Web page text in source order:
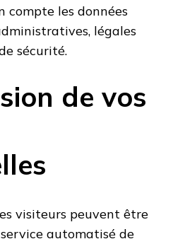
compte les données
légales
sécurité.
de vos
visiteurs peuvent être
service automatisé de